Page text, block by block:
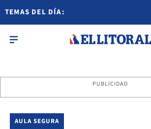
TEMAS DEL DÍA:
PUBLICIDAD
AULA SEGURA